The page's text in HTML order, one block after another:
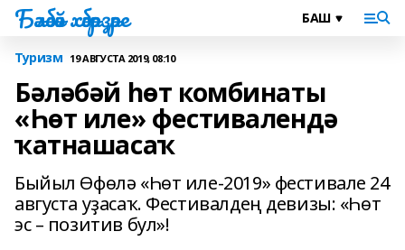
Бәләбәй хәбәрҙәре
Туризм 19 АВГУСТА 2019, 08:10
Бәләбәй һөт комбинаты
«Һөт иле» фестивалендә
ҡатнашасаҡ
Быйыл Өфөлә «Һөт иле-2019» фестивале 24
августа уҙасаҡ. Фестивалдең девизы: «Һөт
эс – позитив бул»!